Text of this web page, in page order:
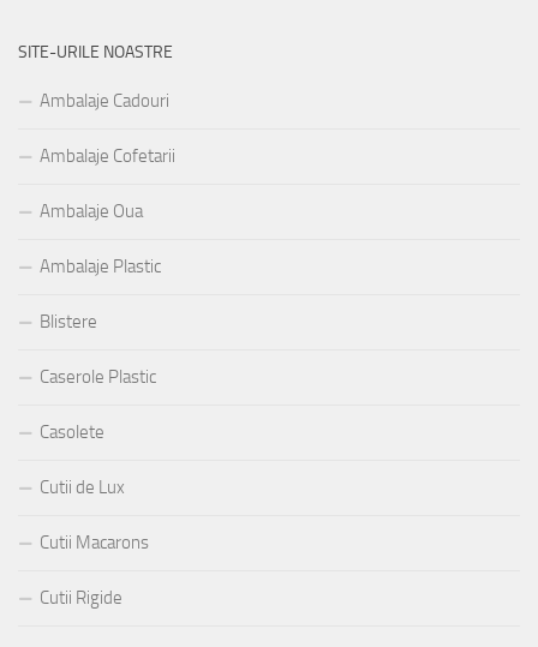
SITE-URILE NOASTRE
Ambalaje Cadouri
Ambalaje Cofetarii
Ambalaje Oua
Ambalaje Plastic
Blistere
Caserole Plastic
Casolete
Cutii de Lux
Cutii Macarons
Cutii Rigide